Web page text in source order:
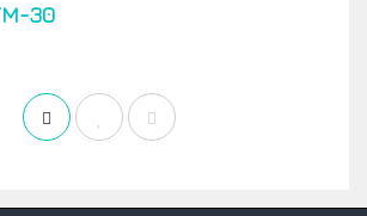
30